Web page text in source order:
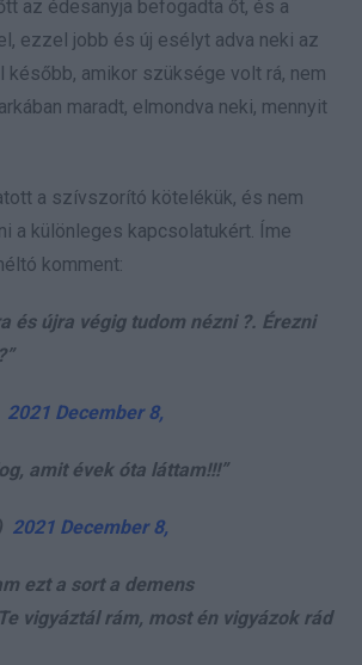
az édesanyja befogadta őt, és a
ezzel jobb és új esélyt adva neki az
később, amikor szüksége volt rá, nem
maradt, elmondva neki, mennyit
a szívszorító kötelékük, és nem
a különleges kapcsolatukért. Íme
komment:
és újra végig tudom nézni ?. Érezni
2021 December 8,
amit évek óta láttam!!!”
2021 December 8,
ezt a sort a demens
vigyáztál rám, most én vigyázok rád